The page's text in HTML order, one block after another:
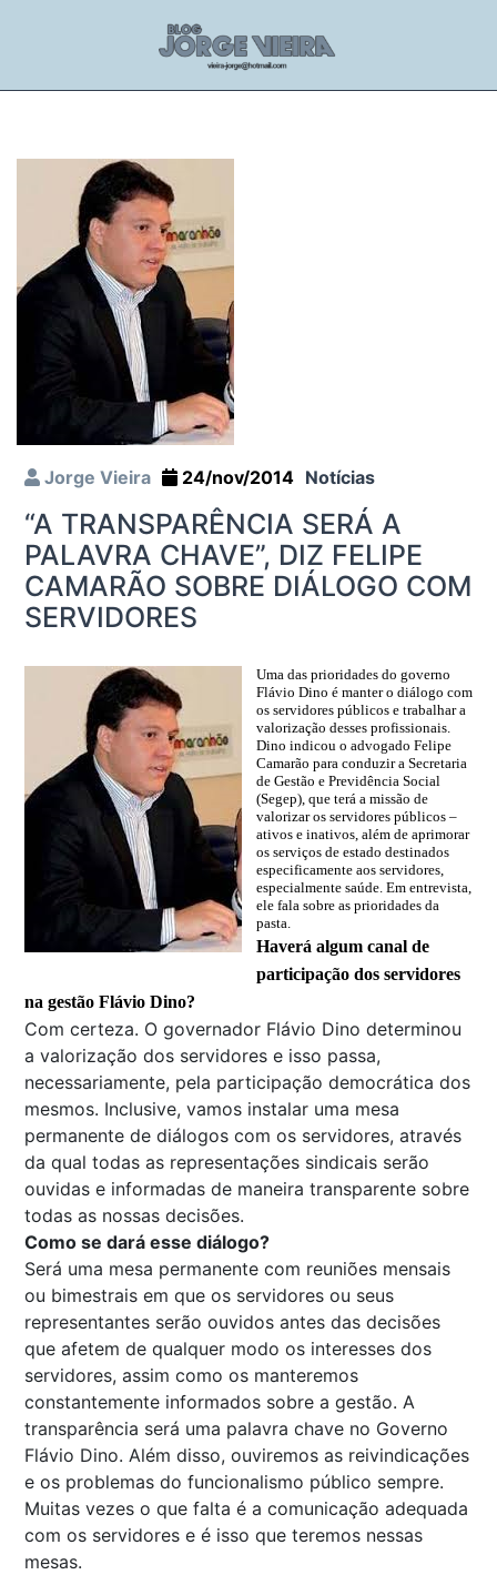
Jorge Vieira 24/nov/2014 Notícias
“A TRANSPARÊNCIA SERÁ A
PALAVRA CHAVE”, DIZ FELIPE
CAMARÃO SOBRE DIÁLOGO COM
SERVIDORES
Uma das prioridades do governo
Flávio Dino é manter o diálogo com
os servidores públicos e trabalhar a
valorização desses profissionais.
Dino indicou o advogado Felipe
Camarão para conduzir a Secretaria
de Gestão e Previdência Social
(Segep), que terá a missão de
valorizar os servidores públicos –
ativos e inativos, além de aprimorar
os serviços de estado destinados
especificamente aos servidores,
especialmente saúde. Em entrevista,
ele fala sobre as prioridades da
pasta.
Haverá algum canal de
participação dos servidores
na gestão Flávio Dino?
Com certeza. O governador Flávio Dino determinou
a valorização dos servidores e isso passa,
necessariamente, pela participação democrática dos
mesmos. Inclusive, vamos instalar uma mesa
permanente de diálogos com os servidores, através
da qual todas as representações sindicais serão
ouvidas e informadas de maneira transparente sobre
todas as nossas decisões.
Como se dará esse diálogo?
Será uma mesa permanente com reuniões mensais
ou bimestrais em que os servidores ou seus
representantes serão ouvidos antes das decisões
que afetem de qualquer modo os interesses dos
servidores, assim como os manteremos
constantemente informados sobre a gestão. A
transparência será uma palavra chave no Governo
Flávio Dino. Além disso, ouviremos as reivindicações
e os problemas do funcionalismo público sempre.
Muitas vezes o que falta é a comunicação adequada
com os servidores e é isso que teremos nessas
mesas.